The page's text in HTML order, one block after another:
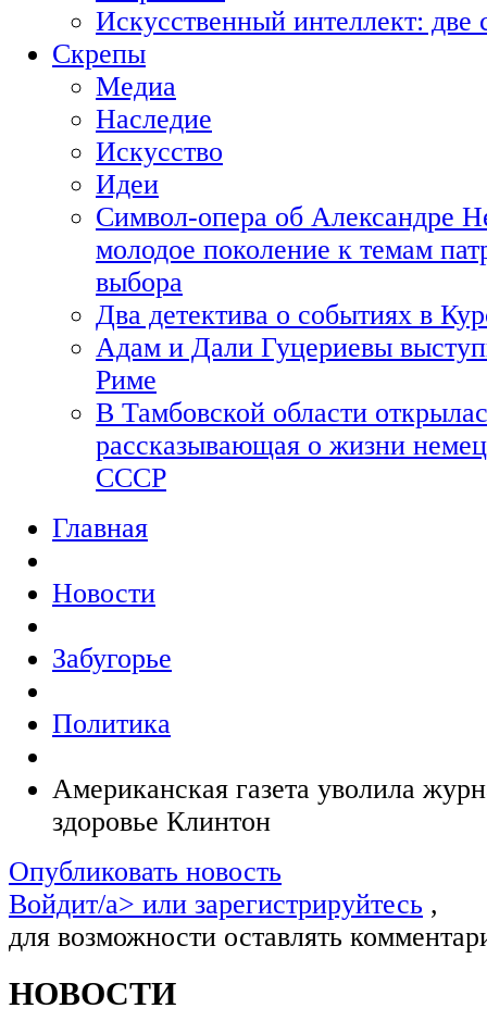
Искусственный интеллект:
Скрепы
Медиа
Наследие
Искусство
Идеи
Символ-опера об Александре
молодое поколение к темам
выбора
Два детектива о событиях в
Адам и Дали Гуцериевы
Риме
В Тамбовской области
рассказывающая о жизни
СССР
Главная
Новости
Забугорье
Политика
Американская газета уволила
здоровье Клинтон
Опубликовать новость
Войдит/a> или зарегистрируйтесь ,
для возможности оставлять
НОВОСТИ